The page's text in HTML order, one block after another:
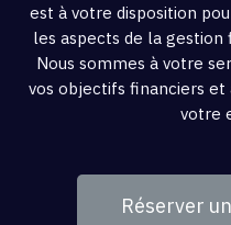
est à votre disposition
les aspects de la
Nous sommes à votre
vos objectifs financiers
votre
Réserver